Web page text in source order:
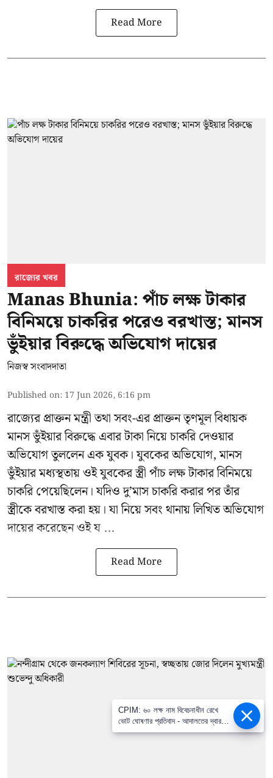
Read More
রাজ্যের খবর
Manas Bhunia: পাঁচ লক্ষ টাকার
বিনিময়ে চাকরির পরেও বরখাস্ত; মানস
ভুঁইয়ার বিরুদ্ধে অভিযোগ দায়ের
নিজস্ব সংবাদদাতা
Published on: 17 Jun 2026, 6:16 pm
রাজ্যের প্রাক্তন মন্ত্রী তথা সবং-এর প্রাক্তন তৃণমূল বিধায়ক
মানস ভুঁইয়ারবিরুদ্ধে এবার টাকা নিয়ে চাকরি দেওয়ার
অভিযোগ তুললেন এক যুবক। যুবকের অভিযোগ, মানস
ভুঁইয়ার মধ্যস্থতায় ওই যুবকের স্ত্রী পাঁচ লক্ষ টাকার বিনিময়ে
চাকরি পেয়েছিলেন। যদিও দু’মাস চাকরি করার পর তাঁর
স্ত্রীকে বরখাস্ত করা হয়। যা নিয়ে সবং থানায় লিখিত অভিযোগ
দায়ের করেছেন ওই য ...
Read More
CPIM: ৬০ লক্ষ নাম বিবেচনাধীন রেখে
ভোট ঘোষণার প্রতিবাদ - আদালতের দ্বারস্থ
হবে সিপিআইএম